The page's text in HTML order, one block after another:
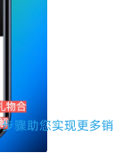
骤助您实现更多销